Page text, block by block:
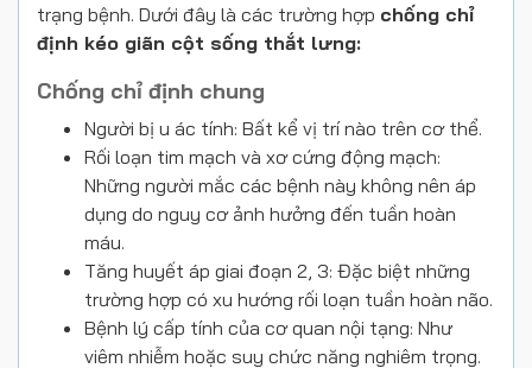
trạng bệnh. Dưới đây là các trường hợp chống chỉ
định kéo giãn cột sống thắt lưng:
Chống chỉ định chung
Người bị u ác tính: Bất kể vị trí nào trên cơ thể.
Rối loạn tim mạch và xơ cứng động mạch:
Những người mắc các bệnh này không nên áp
dụng do nguy cơ ảnh hưởng đến tuần hoàn
máu.
Tăng huyết áp giai đoạn 2, 3: Đặc biệt những
trường hợp có xu hướng rối loạn tuần hoàn não.
Bệnh lý cấp tính của cơ quan nội tạng: Như
viêm nhiễm hoặc suy chức năng nghiêm trọng.